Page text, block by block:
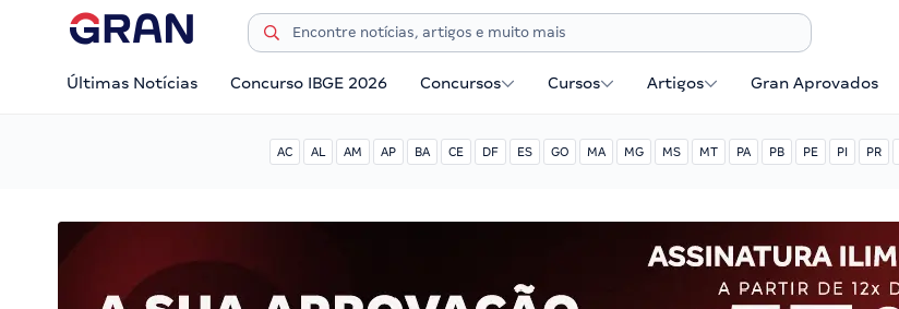
Últimas Notícias Concurso IBGE 2026 Concursos Cursos Artigos Gran Aprovados
AC AL AM AP BA CE DF ES GO MA MG MS MT PA PB PE PI PR